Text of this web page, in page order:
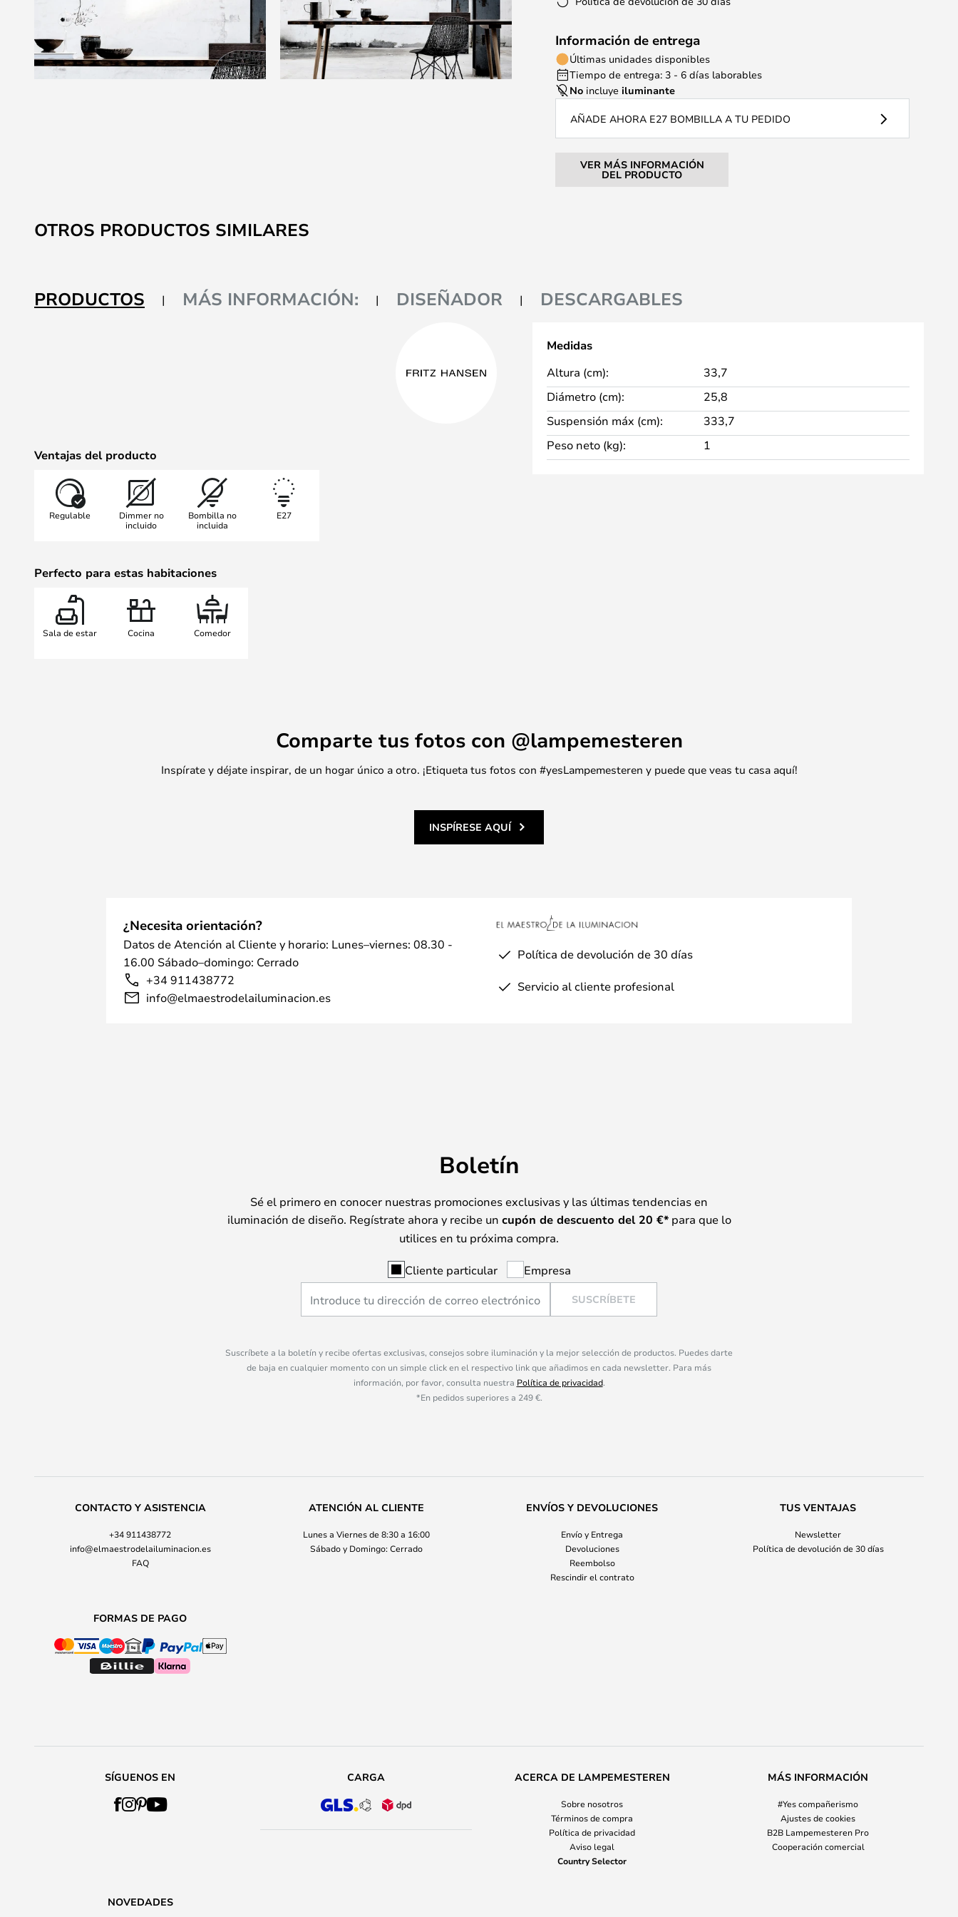
imágenes
Información de entrega
Últimas unidades disponibles
Tiempo de entrega: 3 - 6 días laborables
No incluyeiluminante
AÑADE AHORA E27 BOMBILLA A TU PEDIDO
VER MÁS INFORMACIÓN
DEL PRODUCTO
OTROS PRODUCTOS SIMILARES
PRODUCTOS MÁS INFORMACIÓN: DISEÑADOR DESCARGABLES
Ventajas del producto
Regulable
Dimmer no
incluido
Bombilla no
incluida
E27
Perfecto para estas habitaciones
Sala de estar Cocina Comedor
Medidas
Altura (cm):
33,7
Diámetro (cm):
25,8
Suspensión máx (cm):
333,7
Peso neto (kg):
1
Comparte tus fotos con @lampemesteren
Inspírate y déjate inspirar, de un hogar único a otro. ¡Etiqueta tus fotos con #yesLampemesteren y puede que veas tu casa aquí!
INSPÍRESE AQUÍ
¿Necesita orientación?
Datos de Atención al Cliente y horario: Lunes–viernes: 08.30 -
16.00 Sábado–domingo: Cerrado
+34 911438772
info@elmaestrodelailuminacion.es
Política de devolución de 30 días
Servicio al cliente profesional
Boletín
Sé el primero en conocer nuestras promociones exclusivas y las últimas tendencias en
iluminación de diseño. Regístrate ahora y recibe un cupón de descuento del 20 €*para que lo
utilices en tu próxima compra.
Cliente particular Empresa
SUSCRÍBETE
Suscríbete a la boletín y recibe ofertas exclusivas, consejos sobre iluminación y la mejor selección de productos. Puedes darte
de baja en cualquier momento con un simple click en el respectivo link que añadimos en cada newsletter. Para más
información, por favor, consulta nuestra Política de privacidad.
*En pedidos superiores a 249 €.
CONTACTO Y ASISTENCIA
+34 911438772
info@elmaestrodelailuminacion.es
FAQ
ATENCIÓN AL CLIENTE
Lunes a Viernes de 8:30 a 16:00
Sábado y Domingo: Cerrado
ENVÍOS Y DEVOLUCIONES
Envío y Entrega
Devoluciones
Reembolso
Rescindir el contrato
TUS VENTAJAS
Newsletter
Política de devolución de 30 días
FORMAS DE PAGO
SÍGUENOS EN CARGA ACERCA DE LAMPEMESTEREN
Sobre nosotros
Términos de compra
Política de privacidad
Aviso legal
Country Selector
MÁS INFORMACIÓN
#Yes compañerismo
Ajustes de cookies
B2B Lampemesteren Pro
Cooperación comercial
NOVEDADES